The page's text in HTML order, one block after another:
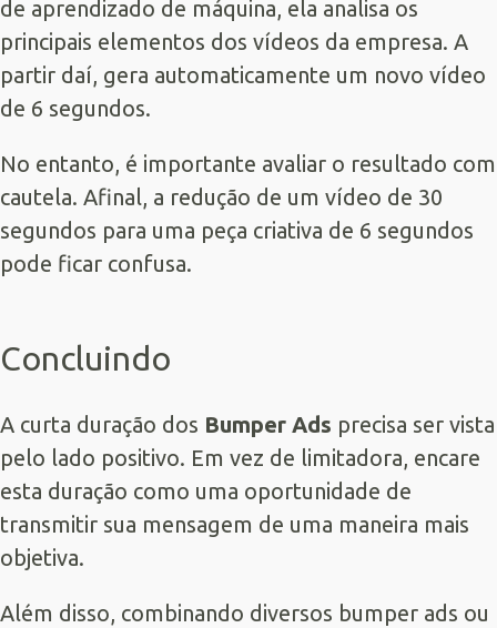
de aprendizado de máquina, ela analisa os
principais elementos dos vídeos da empresa. A
partir daí, gera automaticamente um novo vídeo
de 6 segundos.
No entanto, é importante avaliar o resultado com
cautela. Afinal, a redução de um vídeo de 30
segundos para uma peça criativa de 6 segundos
pode ficar confusa.
Concluindo
A curta duração dos Bumper Ads precisa ser vista
pelo lado positivo. Em vez de limitadora, encare
esta duração como uma oportunidade de
transmitir sua mensagem de uma maneira mais
objetiva.
Além disso, combinando diversos bumper ads ou